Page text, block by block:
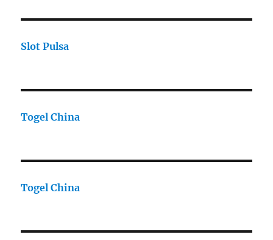
Slot Pulsa
Togel China
Togel China